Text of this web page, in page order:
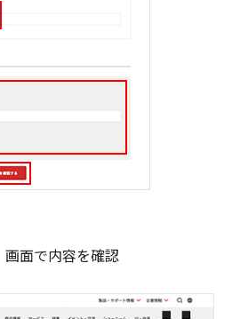
面で内容を確認